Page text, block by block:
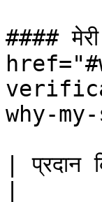
####
why-
| प्रदान